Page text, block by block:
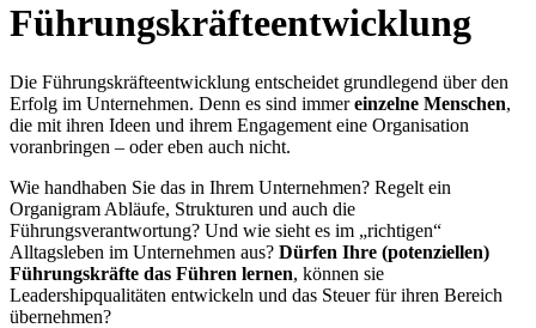
Führungskräfteentwicklung
Die Führungskräfteentwicklung entscheidet grundlegend über den
Erfolg im Unternehmen. Denn es sind immereinzelne Menschen,
die mit ihren Ideen und ihrem Engagement eine Organisation
voranbringen – oder eben auch nicht.
Wie handhaben Sie das in Ihrem Unternehmen? Regelt ein
Organigram Abläufe, Strukturen und auch die
Führungsverantwortung? Und wie sieht es im „richtigen“
Alltagsleben im Unternehmen aus? Dürfen Ihre (potenziellen)
Führungskräfte das Führen lernen, können sie
Leadershipqualitäten entwickeln und das Steuer für ihren Bereich
übernehmen?